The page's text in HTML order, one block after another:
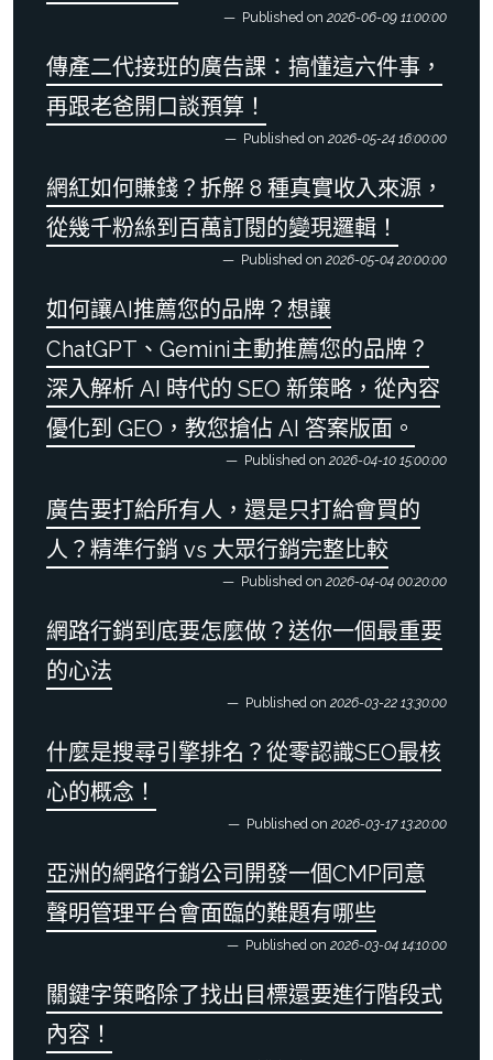
Published on 2026-06-09 11:00:00
傳產二代接班的廣告課：搞懂這六件事，
再跟老爸開口談預算！
Published on 2026-05-24 16:00:00
網紅如何賺錢？拆解 8 種真實收入來源，
從幾千粉絲到百萬訂閱的變現邏輯！
Published on 2026-05-04 20:00:00
如何讓AI推薦您的品牌？想讓
ChatGPT、Gemini主動推薦您的品牌？
深入解析 AI 時代的 SEO 新策略，從內容
優化到 GEO，教您搶佔 AI 答案版面。
Published on 2026-04-10 15:00:00
廣告要打給所有人，還是只打給會買的
人？精準行銷 vs 大眾行銷完整比較
Published on 2026-04-04 00:20:00
網路行銷到底要怎麼做？送你一個最重要
的心法
Published on 2026-03-22 13:30:00
什麼是搜尋引擎排名？從零認識SEO最核
心的概念！
Published on 2026-03-17 13:20:00
亞洲的網路行銷公司開發一個CMP同意
聲明管理平台會面臨的難題有哪些
Published on 2026-03-04 14:10:00
關鍵字策略除了找出目標還要進行階段式
內容！